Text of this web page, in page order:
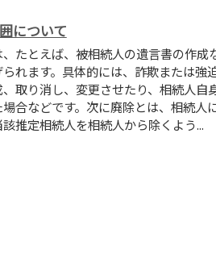
について
たとえば、被相続人の遺言書の作成
れます。具体的には、詐欺または強
取り消し、変更させたり、相続人自
合などです。次に廃除とは、相続人
推定相続人を相続人から除くよう...